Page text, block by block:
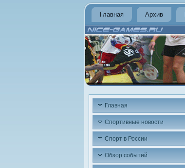
Главная Архив
Главная
Спортивные новости
Спорт в России
Обзор событий